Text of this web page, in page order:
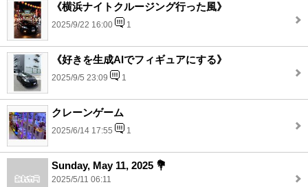
《横浜ナイトクルージング行った風》
2025/9/22 16:00 1
《好きを生成AIでフィギュアにする》
2025/9/5 23:09 1
クレーンゲーム
2025/6/14 17:55 1
Sunday, May 11, 2025 💐
2025/5/11 06:11